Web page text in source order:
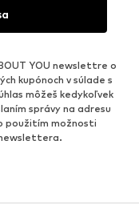
YOU newslettre o
kupónoch v súlade s
môžeš kedykoľvek
správy na adresu
použitím možnosti